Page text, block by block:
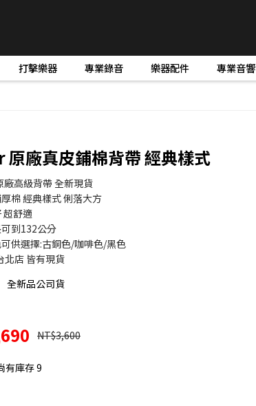
打擊樂器 專業錄音 樂器配件 專業音響
廠真皮鋪棉背帶 經典樣式
高級背帶 全新現貨
棉 經典樣式 俐落大方
舒適
到132公分
供選擇:古銅色/咖啡色/黑色
店 皆有現貨
全新品公司貨
NT$3,600
有庫存 9